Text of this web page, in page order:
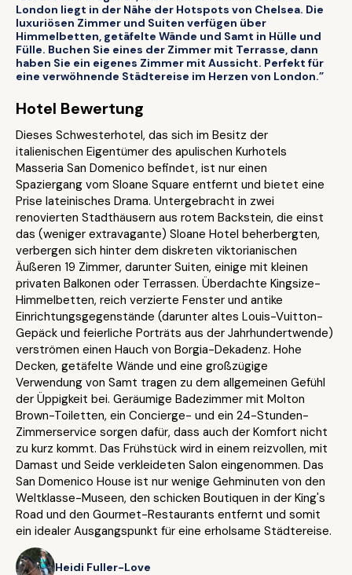
London liegt in der Nähe der Hotspots von Chelsea. Die
luxuriösen Zimmer und Suiten verfügen über
Himmelbetten, getäfelte Wände und Samt in Hülle und
Fülle. Buchen Sie eines der Zimmer mit Terrasse, dann
haben Sie ein eigenes Zimmer mit Aussicht. Perfekt für
eine verwöhnende Städtereise im Herzen von London.”
Hotel Bewertung
Dieses Schwesterhotel, das sich im Besitz der
italienischen Eigentümer des apulischen Kurhotels
Masseria San Domenico befindet, ist nur einen
Spaziergang vom Sloane Square entfernt und bietet eine
Prise lateinisches Drama. Untergebracht in zwei
renovierten Stadthäusern aus rotem Backstein, die einst
das (weniger extravagante) Sloane Hotel beherbergten,
verbergen sich hinter dem diskreten viktorianischen
Äußeren 19 Zimmer, darunter Suiten, einige mit kleinen
privaten Balkonen oder Terrassen. Überdachte Kingsize-
Himmelbetten, reich verzierte Fenster und antike
Einrichtungsgegenstände (darunter altes Louis-Vuitton-
Gepäck und feierliche Porträts aus der Jahrhundertwende)
verströmen einen Hauch von Borgia-Dekadenz. Hohe
Decken, getäfelte Wände und eine großzügige
Verwendung von Samt tragen zu dem allgemeinen Gefühl
der Üppigkeit bei. Geräumige Badezimmer mit Molton
Brown-Toiletten, ein Concierge- und ein 24-Stunden-
Zimmerservice sorgen dafür, dass auch der Komfort nicht
zu kurz kommt. Das Frühstück wird in einem reizvollen, mit
Damast und Seide verkleideten Salon eingenommen. Das
San Domenico House ist nur wenige Gehminuten von den
Weltklasse-Museen, den schicken Boutiquen in der King's
Road und den Gourmet-Restaurants entfernt und somit
ein idealer Ausgangspunkt für eine erholsame Städtereise.
Heidi Fuller-Love